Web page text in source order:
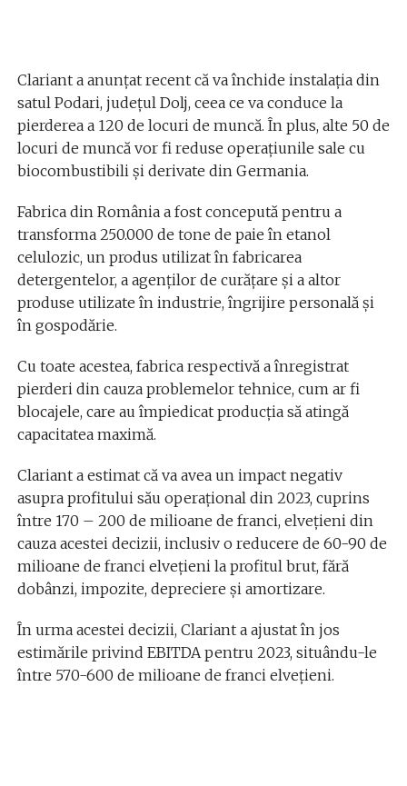
Clariant a anunțat recent că va închide instalația din
satul Podari, județul Dolj, ceea ce va conduce la
pierderea a 120 de locuri de muncă. În plus, alte 50 de
locuri de muncă vor fi reduse operațiunile sale cu
biocombustibili și derivate din Germania.
Fabrica din România a fost concepută pentru a
transforma 250.000 de tone de paie în etanol
celulozic, un produs utilizat în fabricarea
detergentelor, a agenților de curățare și a altor
produse utilizate în industrie, îngrijire personală și
în gospodărie.
Cu toate acestea, fabrica respectivă a înregistrat
pierderi din cauza problemelor tehnice, cum ar fi
blocajele, care au împiedicat producția să atingă
capacitatea maximă.
Clariant a estimat că va avea un impact negativ
asupra profitului său operațional din 2023, cuprins
între 170 – 200 de milioane de franci, elvețieni din
cauza acestei decizii, inclusiv o reducere de 60-90 de
milioane de franci elvețieni la profitul brut, fără
dobânzi, impozite, depreciere și amortizare.
În urma acestei decizii, Clariant a ajustat în jos
estimările privind EBITDA pentru 2023, situându-le
între 570-600 de milioane de franci elvețieni.